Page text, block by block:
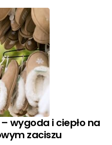
wygoda i ciepło na
zaciszu